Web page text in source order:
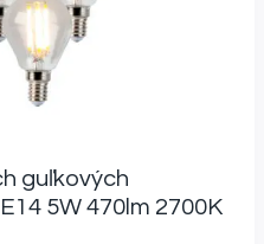
guľkových
5W 470lm 2700K